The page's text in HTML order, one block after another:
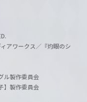
アワークス／『灼眼のシ
ル製作委員会
】製作委員会